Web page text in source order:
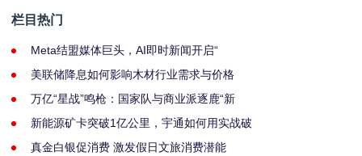
栏目热门
Meta结盟媒体巨头，AI即时新闻开启“
美联储降息如何影响木材行业需求与价格
万亿“星战”鸣枪：国家队与商业派逐鹿“新
新能源矿卡突破1亿公里，宇通如何用实战破
真金白银促消费 激发假日文旅消费潜能